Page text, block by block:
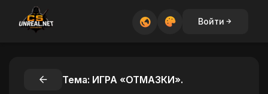
Войти
Тема: ИГРА «ОТМАЗКИ».